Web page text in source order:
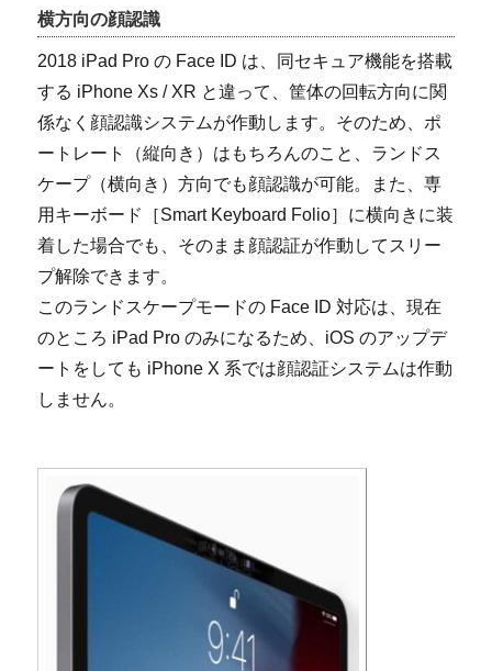
横方向の顔認識
2018 iPad Pro の Face ID は、同セキュア機能を搭載
する iPhone Xs / XR と違って、筐体の回転方向に関
係なく顔認識システムが作動します。そのため、ポ
ートレート（縦向き）はもちろんのこと、ランドス
ケープ（横向き）方向でも顔認識が可能。また、専
用キーボード［Smart Keyboard Folio］に横向きに装
着した場合でも、そのまま顔認証が作動してスリー
プ解除できます。
このランドスケープモードの Face ID 対応は、現在
のところ iPad Pro のみになるため、iOS のアップデ
ートをしても iPhone X 系では顔認証システムは作動
しません。